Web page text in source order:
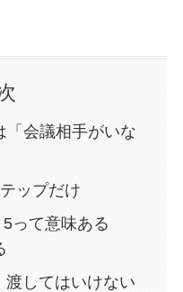
「会議相手がいな
ップだけ
5って意味ある
してはいけない